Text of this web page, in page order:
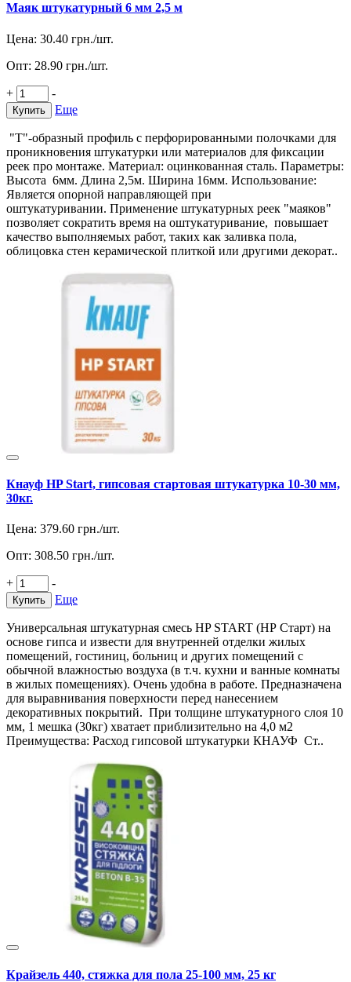
Маяк штукатурный 6 мм 2,5 м
Цена: 30.40 грн./шт.
Опт: 28.90 грн./шт.
+ -
Купить Еще
"Т"-образный профиль с перфорированными полочками для
проникновения штукатурки или материалов для фиксации
реек про монтаже. Материал: оцинкованная сталь. Параметры:
Высота 6мм. Длина 2,5м. Ширина 16мм. Использование:
Является опорной направляющей при
оштукатуривании. Применение штукатурных реек "маяков"
позволяет сократить время на оштукатуривание, повышает
качество выполняемых работ, таких как заливка пола,
облицовка стен керамической плиткой или другими декорат..
Кнауф HP Start, гипсовая стартовая штукатурка 10-30 мм,
30кг.
Цена: 379.60 грн./шт.
Опт: 308.50 грн./шт.
+ -
Купить Еще
Универсальная штукатурная смесь HP START (НР Старт) на
основе гипса и извести для внутренней отделки жилых
помещений, гостиниц, больниц и других помещений с
обычной влажностью воздуха (в т.ч. кухни и ванные комнаты
в жилых помещениях). Очень удобна в работе. Предназначена
для выравнивания поверхности перед нанесением
декоративных покрытий. При толщине штукатурного слоя 10
мм, 1 мешка (30кг) хватает приблизительно на 4,0 м2
Преимущества: Расход гипсовой штукатурки КНАУФ Ст..
Крайзель 440, стяжка для пола 25-100 мм, 25 кг